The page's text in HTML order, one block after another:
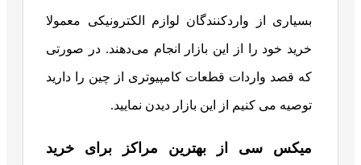
بسیاری از واردکنندگان لوازم الکترونیکی معمولا
خرید خود را از این بازار انجام می‌دهند. در صورتی
که قصد واردات قطعات کامپیوتری از چین را دارید
توصیه می کنیم از این بازار دیدن نمایید.
میکس سی از بهترین مراکز برای خرید